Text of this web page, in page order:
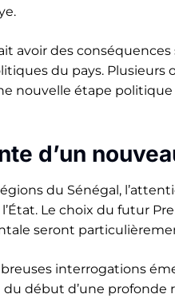
avoir des
du pays. Plusieurs
nouvelle étape
d’un
du Sénégal,
Le choix du futur
seront
interrogations
début d’une